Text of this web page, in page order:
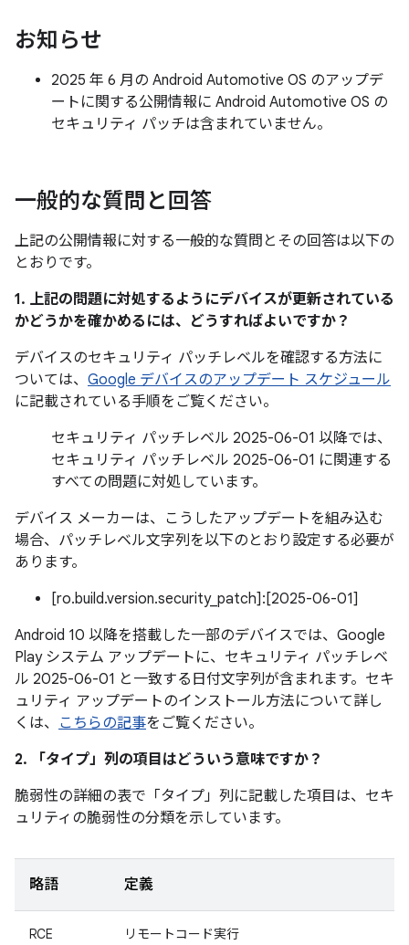
お知らせ
2025 年 6 月の Android Automotive OS のアップデ
ートに関する公開情報に Android Automotive OS の
セキュリティ パッチは含まれていません。
一般的な質問と回答
上記の公開情報に対する一般的な質問とその回答は以下の
とおりです。
1. 上記の問題に対処するようにデバイスが更新されている
かどうかを確かめるには、どうすればよいですか？
デバイスのセキュリティ パッチレベルを確認する方法に
ついては、 Google デバイスのアップデート スケジュール
に記載されている手順をご覧ください。
セキュリティ パッチレベル 2025-06-01 以降では、
セキュリティ パッチレベル 2025-06-01 に関連する
すべての問題に対処しています。
デバイス メーカーは、こうしたアップデートを組み込む
場合、パッチレベル文字列を以下のとおり設定する必要が
あります。
[ro.build.version.security_patch]:[2025-06-01]
Android 10 以降を搭載した一部のデバイスでは、Google
Play システム アップデートに、セキュリティ パッチレベ
ル 2025-06-01 と一致する日付文字列が含まれます。セキ
ュリティ アップデートのインストール方法について詳し
くは、 こちらの記事をご覧ください。
2. 「タイプ」 列の項目はどういう意味ですか？
脆弱性の詳細の表で「タイプ」 列に記載した項目は、セキ
ュリティの脆弱性の分類を示しています。
略語 定義
RCE リモートコード実行